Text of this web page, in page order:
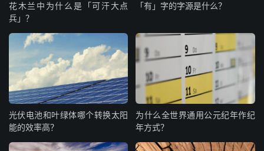
花木兰中为什么是「可汗大点
兵」？
「有」字的字源是什么？
光伏电池和叶绿体哪个转换太阳
能的效率高？
为什么全世界通用公元纪年作纪
年方式？